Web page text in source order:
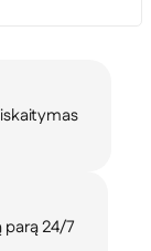
24/7